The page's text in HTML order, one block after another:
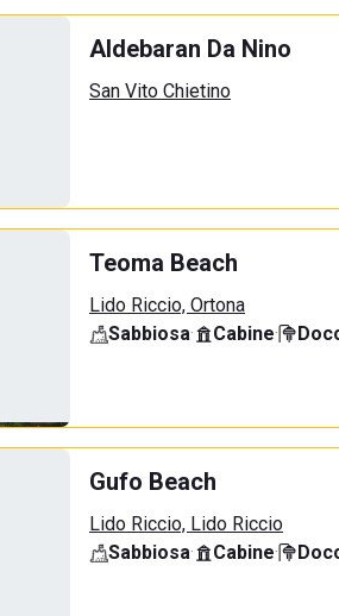
Aldebaran Da Nino
San Vito Chietino
Teoma Beach
Lido Riccio, Ortona
Sabbiosa· Cabine·
Gufo Beach
Lido Riccio, Lido Riccio
Sabbiosa· Cabine·